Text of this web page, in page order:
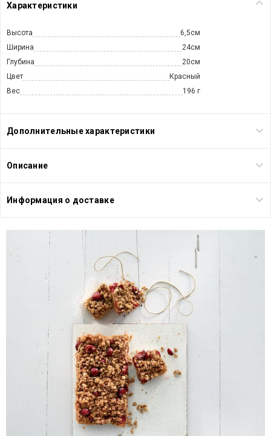
Характеристики
Высота
6,5см
Ширина
24см
Глубина
20см
Цвет
Красный
Вес
196 г
Дополнительные характеристики
Описание
Информация о доставке